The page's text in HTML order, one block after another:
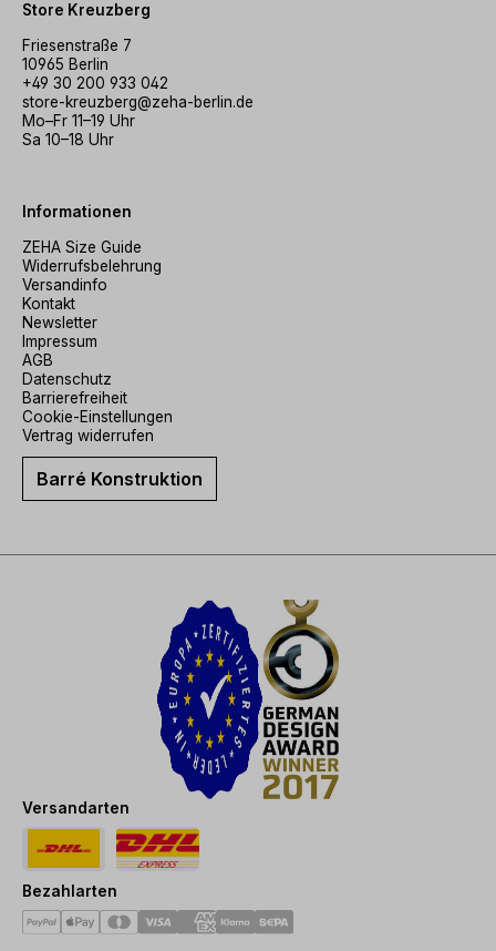
Store Kreuzberg
Friesenstraße 7
10965 Berlin
+49 30 200 933 042
store-kreuzberg@zeha-berlin.de
Mo–Fr 11–19 Uhr
Sa 10–18 Uhr
Informationen
ZEHA Size Guide
Widerrufsbelehrung
Versandinfo
Kontakt
Newsletter
Impressum
AGB
Datenschutz
Barrierefreiheit
Cookie-Einstellungen
Vertrag widerrufen
Barré Konstruktion
Versandarten
Bezahlarten